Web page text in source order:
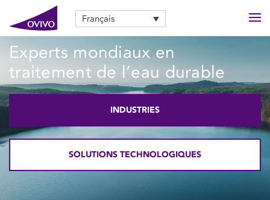
Français
Experts mondiaux en
traitement de l’eau durable
INDUSTRIES
SOLUTIONS TECHNOLOGIQUES